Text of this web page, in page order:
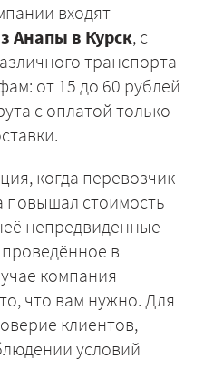
входят
Анапы в Курск, с
транспорта
от 15 до 60 рублей
с оплатой только
когда перевозчик
повышал стоимость
непредвиденные
в
компания
что вам нужно. Для
клиентов,
условий